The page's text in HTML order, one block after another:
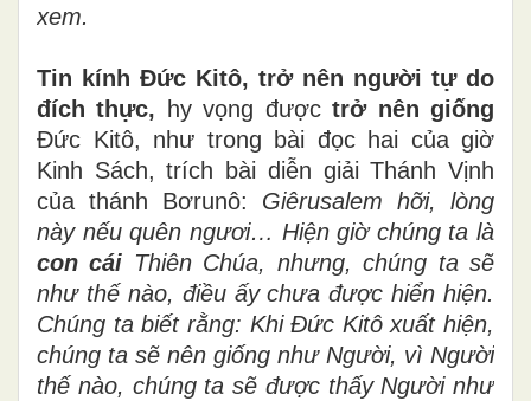
xem.
Tin kính Đức Kitô, trở nên người tự do
đích thực, hy vọng đượctrở nên giống
Đức Kitô, như trong bài đọc hai của giờ
Kinh Sách, trích bài diễn giải Thánh Vịnh
của thánh Bơrunô: Giêrusalem hỡi, lòng
này nếu quên ngươi… Hiện giờ chúng ta là
con cái Thiên Chúa, nhưng, chúng ta sẽ
như thế nào, điều ấy chưa được hiển hiện.
Chúng ta biết rằng: Khi Đức Kitô xuất hiện,
chúng ta sẽ nên giống như Người, vì Người
thế nào, chúng ta sẽ được thấy Người như